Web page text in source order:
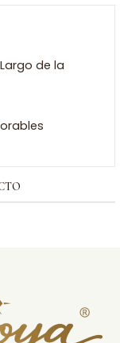
de la